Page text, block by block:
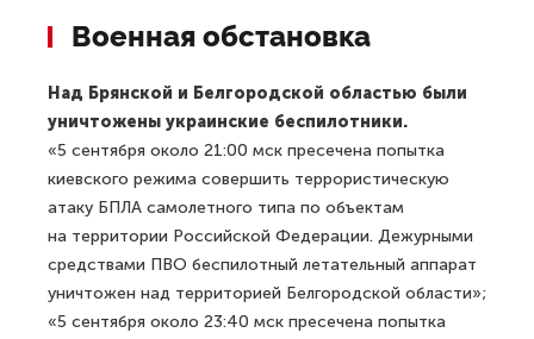
Военная обстановка
Над Брянской и Белгородской областью были
уничтожены украинские беспилотники.
«5 сентября около 21:00 мск пресечена попытка
киевского режима совершить террористическую
атаку БПЛА самолетного типа по объектам
на территории Российской Федерации. Дежурными
средствами ПВО беспилотный летательный аппарат
уничтожен над территорией Белгородской области»;
«5 сентября около 23:40 мск пресечена попытка